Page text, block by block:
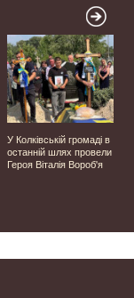
У Колківській громаді в
останній шлях провели
Героя Віталія Вороб'я